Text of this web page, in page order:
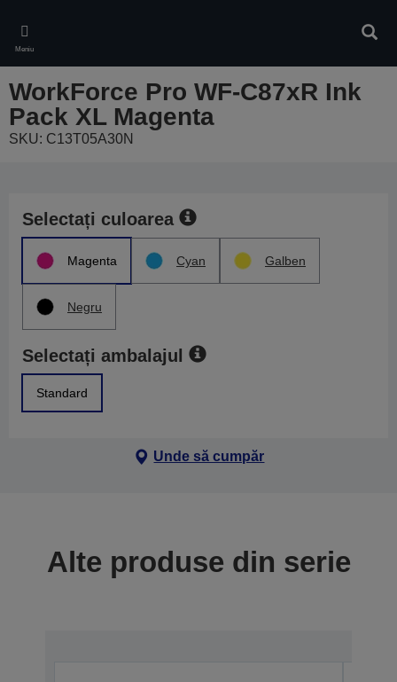
main
content
Meniu
WorkForce Pro WF-C87xR Ink
Pack XL Magenta
SKU: C13T05A30N
Selectați culoarea
Magenta Cyan Galben
Negru
Selectați ambalajul
Standard
Unde să cumpăr
Alte produse din serie